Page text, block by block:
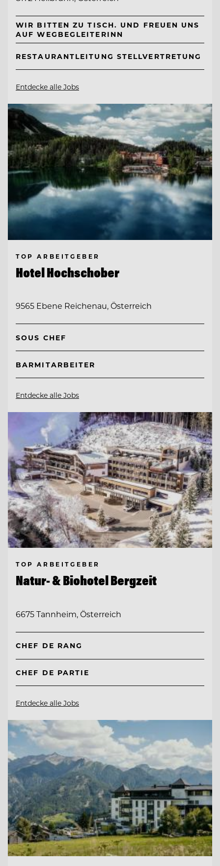
WIR BITTEN ZU TISCH. UND FREUEN UNS
AUF WEGBEGLEITERINN
RESTAURANTLEITUNG STELLVERTRETUNG
Entdecke alle Jobs
TOP ARBEITGEBER
Hotel Hochschober
9565 Ebene Reichenau, Österreich
SOUS CHEF
BARMITARBEITER
Entdecke alle Jobs
TOP ARBEITGEBER
Natur- & Biohotel Bergzeit
6675 Tannheim, Österreich
CHEF DE RANG
CHEF DE PARTIE
Entdecke alle Jobs